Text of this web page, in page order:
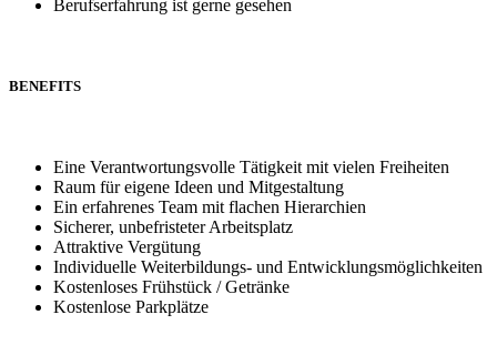
Berufserfahrung ist gerne gesehen
BENEFITS
Eine Verantwortungsvolle Tätigkeit mit vielen Freiheiten
Raum für eigene Ideen und Mitgestaltung
Ein erfahrenes Team mit flachen Hierarchien
Sicherer, unbefristeter Arbeitsplatz
Attraktive Vergütung
Individuelle Weiterbildungs- und Entwicklungsmöglichkeiten
Kostenloses Frühstück / Getränke
Kostenlose Parkplätze